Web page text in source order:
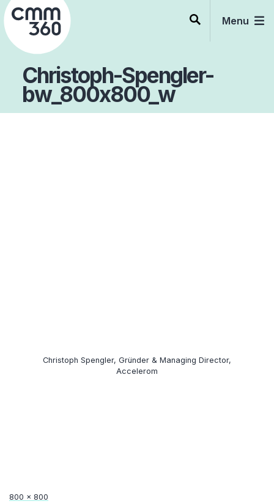
Skip
to
content
Menu
Christoph-Spengler-
bw_800x800_w
Christoph Spengler, Gründer & Managing Director,
Accelerom
Full
800 × 800